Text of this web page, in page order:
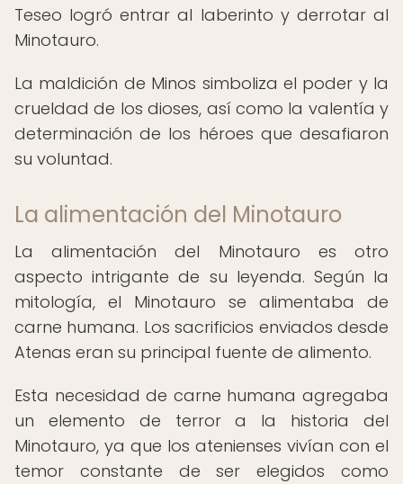
Teseo logró entrar al laberinto y derrotar al
Minotauro.
La maldición de Minos simboliza el poder y la
crueldad de los dioses, así como la valentía y
determinación de los héroes que desafiaron
su voluntad.
La alimentación del Minotauro
La alimentación del Minotauro es otro
aspecto intrigante de su leyenda. Según la
mitología, el Minotauro se alimentaba de
carne humana. Los sacrificios enviados desde
Atenas eran su principal fuente de alimento.
Esta necesidad de carne humana agregaba
un elemento de terror a la historia del
Minotauro, ya que los atenienses vivían con el
temor constante de ser elegidos como